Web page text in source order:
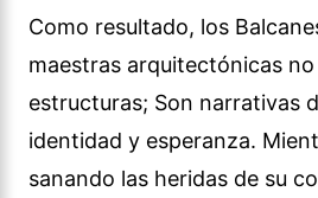
Como resultado, los
maestras arquitectónicas
estructuras; Son narrativas
identidad y esperanza.
sanando las heridas de su